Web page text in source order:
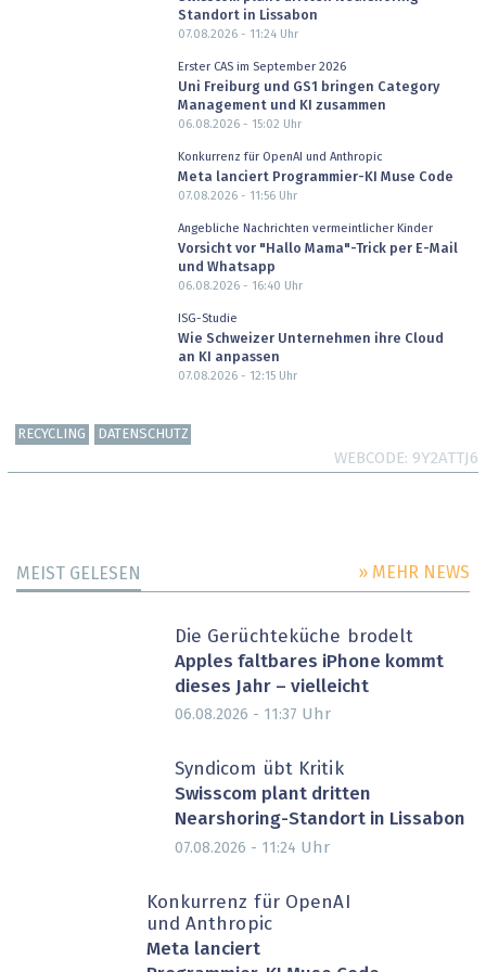
Standort in Lissabon
07.08.2026 - 11:24Uhr
Erster CAS im September 2026
Uni Freiburg und GS1 bringen Category
Management und KI zusammen
06.08.2026 - 15:02 Uhr
Konkurrenz für OpenAI und Anthropic
Meta lanciert Programmier-KI Muse Code
07.08.2026 - 11:56Uhr
Angebliche Nachrichten vermeintlicher Kinder
Vorsicht vor "Hallo Mama"-Trick per E-Mail
und Whatsapp
06.08.2026 - 16:40 Uhr
ISG-Studie
Wie Schweizer Unternehmen ihre Cloud
an KI anpassen
07.08.2026 - 12:15Uhr
RECYCLING DATENSCHUTZ
WEBCODE 9Y2ATTJ6
MEIST GELESEN » MEHR NEWS
Die Gerüchteküche brodelt
Apples faltbares iPhone kommt
dieses Jahr – vielleicht
06.08.2026 - 11:37 Uhr
Syndicom übt Kritik
Swisscom plant dritten
Nearshoring-Standort in Lissabon
07.08.2026 - 11:24 Uhr
Konkurrenz für OpenAI
und Anthropic
Meta lanciert